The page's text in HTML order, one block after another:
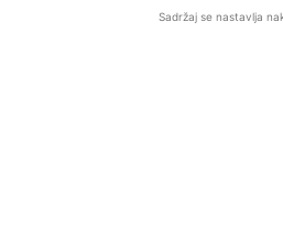
Sadržaj se nastavlja